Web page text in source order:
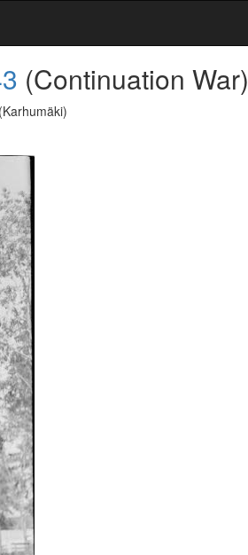
(Continuation War)
(Karhumäki)